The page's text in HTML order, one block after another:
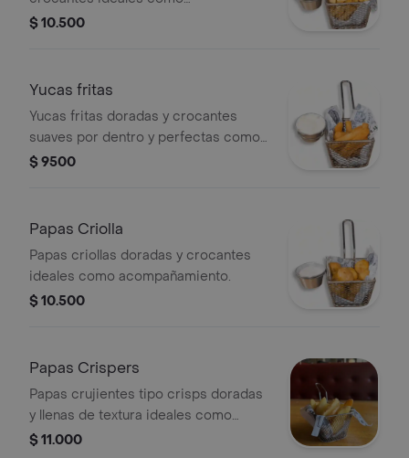
acompañamiento.
$ 10.500
Yucas fritas
Yucas fritas doradas y crocantes
suaves por dentro y perfectas como
acompañamiento.
$ 9500
Papas Criolla
Papas criollas doradas y crocantes
ideales como acompañamiento.
$ 10.500
Papas Crispers
Papas crujientes tipo crisps doradas
y llenas de textura ideales como
acompañamiento.
$ 11.000